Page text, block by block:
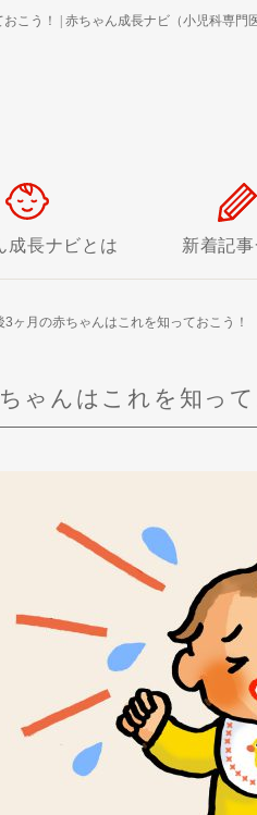
こう！ 赤ちゃん成長ナビ（小児科専門
成長ナビとは 新着記
3ヶ月の赤ちゃんはこれを知っておこう！
ゃんはこれを知って